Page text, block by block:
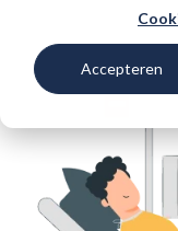
Accepteren
Voorkom vroegtijdige uitstroom in de zorg